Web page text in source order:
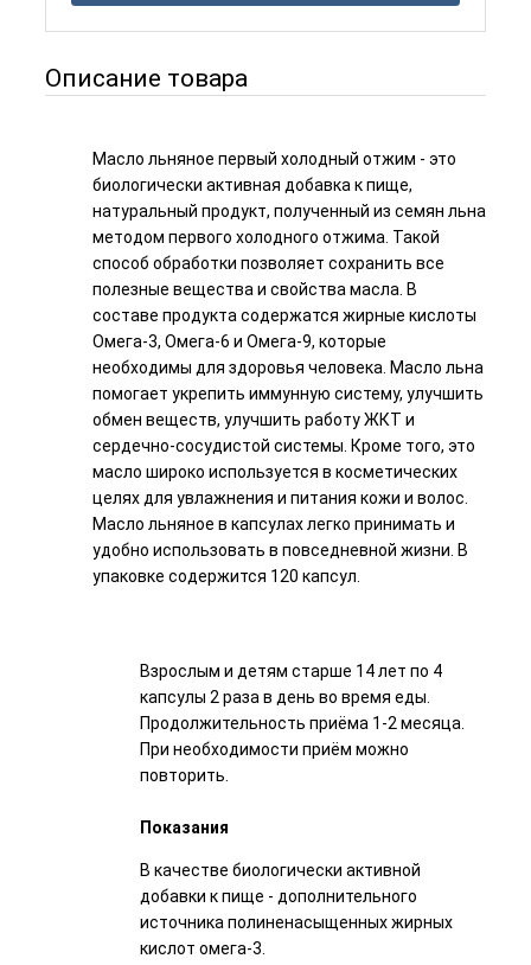
Описание товара
Масло льняное первый холодный отжим - это
биологически активная добавка к пище,
натуральный продукт, полученный из семян льна
методом первого холодного отжима. Такой
способ обработки позволяет сохранить все
полезные вещества и свойства масла. В
составе продукта содержатся жирные кислоты
Омега-3, Омега-6 и Омега-9, которые
необходимы для здоровья человека. Масло льна
помогает укрепить иммунную систему, улучшить
обмен веществ, улучшить работу ЖКТ и
сердечно-сосудистой системы. Кроме того, это
масло широко используется в косметических
целях для увлажнения и питания кожи и волос.
Масло льняное в капсулах легко принимать и
удобно использовать в повседневной жизни. В
упаковке содержится 120 капсул.
Взрослым и детям старше 14 лет по 4
капсулы 2 раза в день во время еды.
Продолжительность приёма 1-2 месяца.
При необходимости приём можно
повторить.
Показания
В качестве биологически активной
добавки к пище - дополнительного
источника полиненасыщенных жирных
кислот омега-3.